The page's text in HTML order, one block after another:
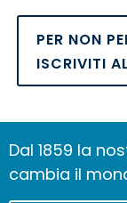
PER NON
ISCRIVITI
Dal 1859 la
cambia il